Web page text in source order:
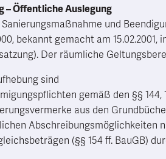
– Öffentliche Auslegung
und
bekannt gemacht am
Der räumliche
sind
gemäß den §§ 144,
aus den
Abschreibungsmöglichkeiten
(§§ 154 ff. BauGB)